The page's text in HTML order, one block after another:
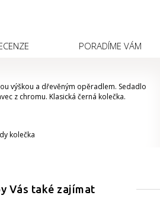
PORADÍME VÁM
výškou a dřevěným opěradlem. Sedadlo
z chromu. Klasická černá kolečka.
kolečka
Vás také zajímat